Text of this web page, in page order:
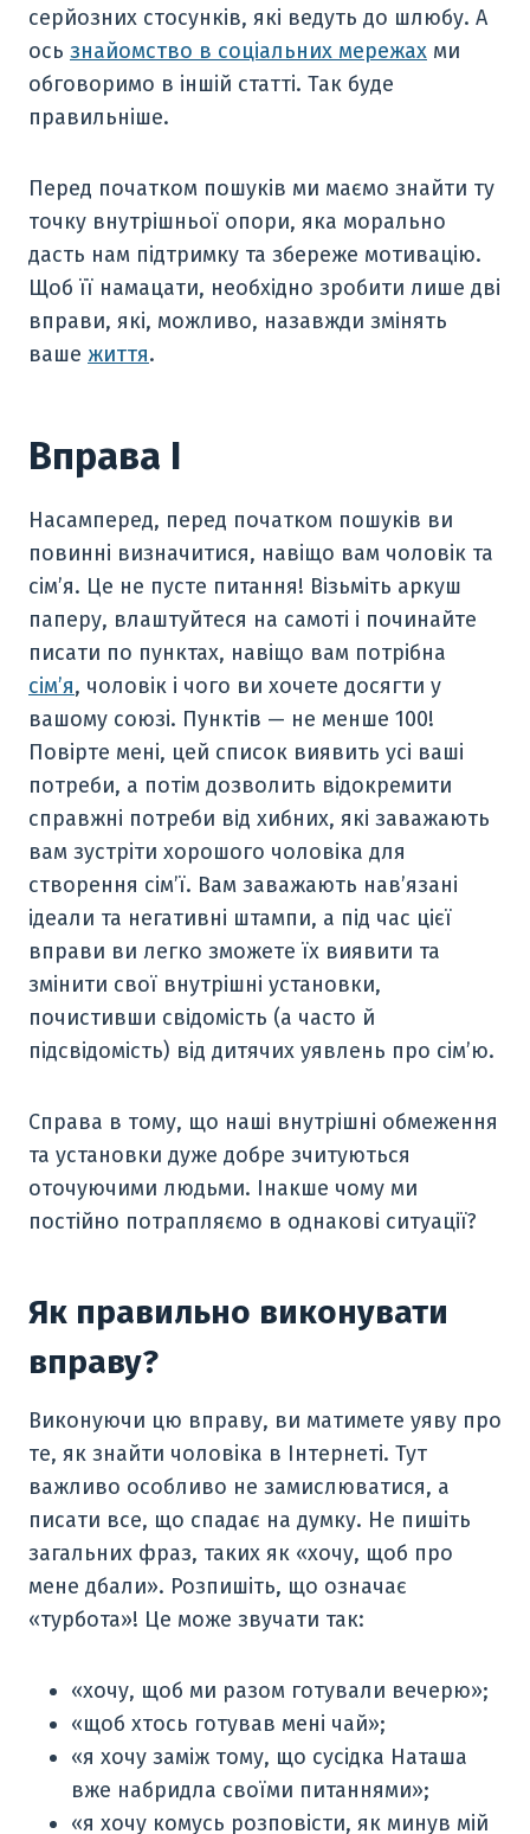
серйозних стосунків, які ведуть до шлюбу. А
ось знайомство в соціальних мережах ми
обговоримо в іншій статті. Так буде
правильніше.
Перед початком пошуків ми маємо знайти ту
точку внутрішньої опори, яка морально
дасть нам підтримку та збереже мотивацію.
Щоб її намацати, необхідно зробити лише дві
вправи, які, можливо, назавжди змінять
ваше життя.
Вправа I
Насамперед, перед початком пошуків ви
повинні визначитися, навіщо вам чоловік та
сім’я. Це не пусте питання! Візьміть аркуш
паперу, влаштуйтеся на самоті і починайте
писати по пунктах, навіщо вам потрібна
сім’я, чоловік і чого ви хочете досягти у
вашому союзі. Пунктів — не менше 100!
Повірте мені, цей список виявить усі ваші
потреби, а потім дозволить відокремити
справжні потреби від хибних, які заважають
вам зустріти хорошого чоловіка для
створення сім’ї. Вам заважають нав’язані
ідеали та негативні штампи, а під час цієї
вправи ви легко зможете їх виявити та
змінити свої внутрішні установки,
почистивши свідомість (а часто й
підсвідомість) від дитячих уявлень про сім’ю.
Справа в тому, що наші внутрішні обмеження
та установки дуже добре зчитуються
оточуючими людьми. Інакше чому ми
постійно потрапляємо в однакові ситуації?
Як правильно виконувати
вправу?
Виконуючи цю вправу, ви матимете уяву про
те, як знайти чоловіка в Інтернеті. Тут
важливо особливо не замислюватися, а
писати все, що спадає на думку. Не пишіть
загальних фраз, таких як «хочу, щоб про
мене дбали». Розпишіть, що означає
«турбота»! Це може звучати так:
«хочу, щоб ми разом готували вечерю»;
«щоб хтось готував мені чай»;
«я хочу заміж тому, що сусідка Наташа
вже набридла своїми питаннями»;
«я хочу комусь розповісти, як минув мій